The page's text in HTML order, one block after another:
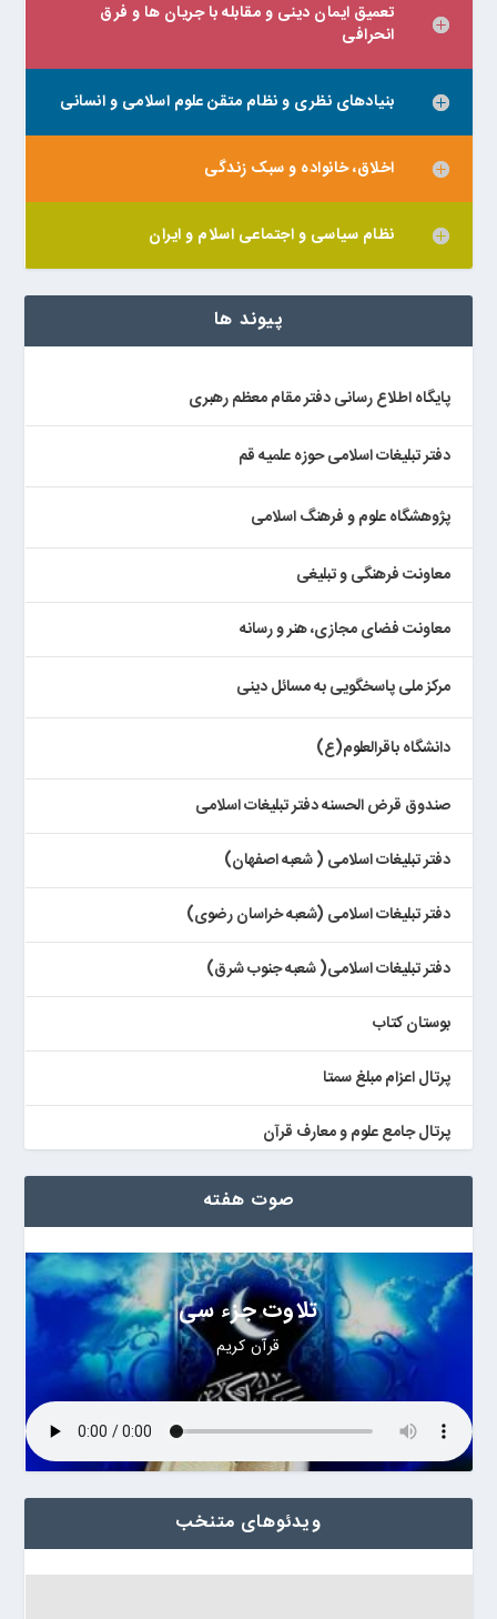
تعمیق ایمان دینی و مقابله با جریان ها و فرق
انحرافی
بنیادهای نظری و نظام متقن علوم اسلامی و انسانی
اخلاق، خانواده و سبک زندگی
نظام سیاسی و اجتماعی اسلام و ایران
پیوند ها
پایگاه اطلاع رسانی دفتر مقام معظم رهبری
دفتر تبلیغات اسلامی حوزه علمیه قم
پژوهشگاه علوم و فرهنگ اسلامی
معاونت فرهنگی و تبلیغی
معاونت فضای مجازی، هنر و رسانه
مرکز ملی پاسخگویی به مسائل دینی
دانشگاه باقرالعلوم(ع)
صندوق قرض الحسنه دفتر تبلیغات اسلامی
دفتر تبلیغات اسلامی ( شعبه اصفهان)
دفتر تبلیغات اسلامی (شعبه خراسان رضوی)
دفتر تبلیغات اسلامی( شعبه جنوب شرق)
بوستان کتاب
پرتال اعزام مبلغ سمتا
پرتال جامع علوم و معارف قرآن
صوت هفته
تلاوت جزء سی
قرآن کریم
ویدئوهای متنخب